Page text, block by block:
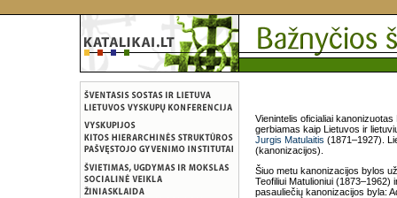
Vienintelis oficialiai
gerbiamas kaip Lietuvos ir
Jurgis Matulaitis (1871–1927).
(kanonizacijos).
Šiuo metu kanonizacijos bylos
Teofiliui Matulioniui
pasauliečių kanonizacijos byla: